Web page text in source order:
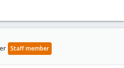
Staff member